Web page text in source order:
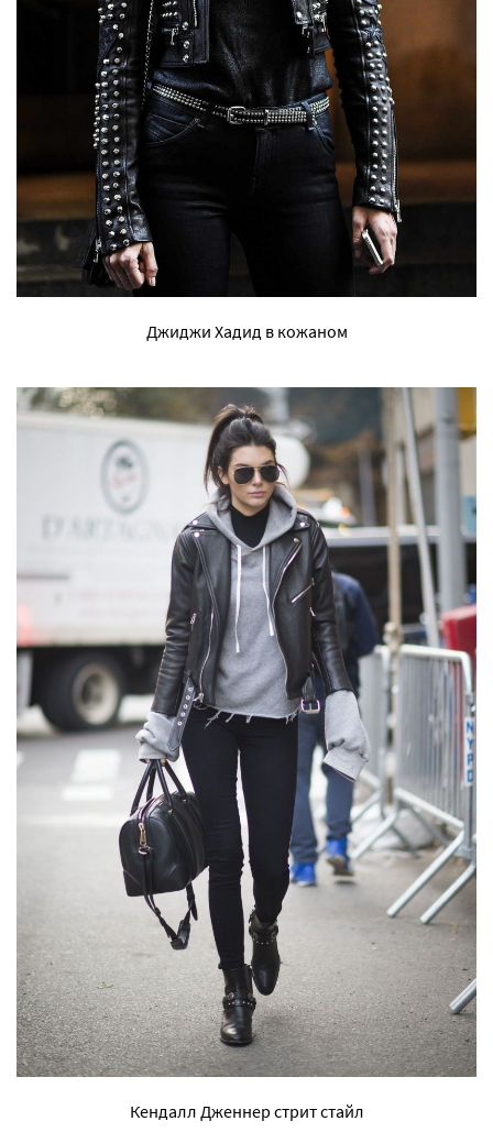
Джиджи Хадид в кожаном
Кендалл Дженнер стрит стайл